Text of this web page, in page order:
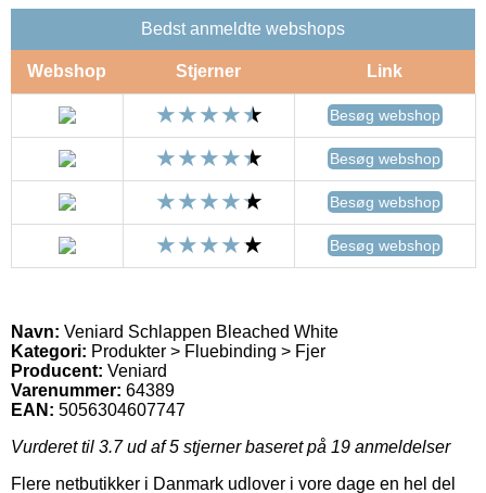
Bedst anmeldte webshops
Webshop Stjerner Link
Besøg webshop
Besøg webshop
Besøg webshop
Besøg webshop
Navn: Veniard Schlappen Bleached White
Kategori: Produkter > Fluebinding > Fjer
Producent: Veniard
Varenummer: 64389
EAN: 5056304607747
Vurderet til 3.7ud af 5 stjerner baseret på 19 anmeldelser
Flere netbutikker i Danmark udlover i vore dage en hel del